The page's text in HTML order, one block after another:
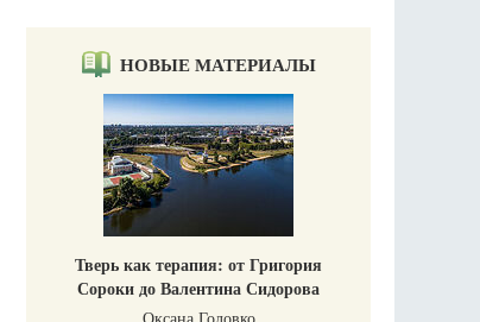
НОВЫЕ МАТЕРИАЛЫ
Тверь как терапия: от Григория
Сороки до Валентина Сидорова